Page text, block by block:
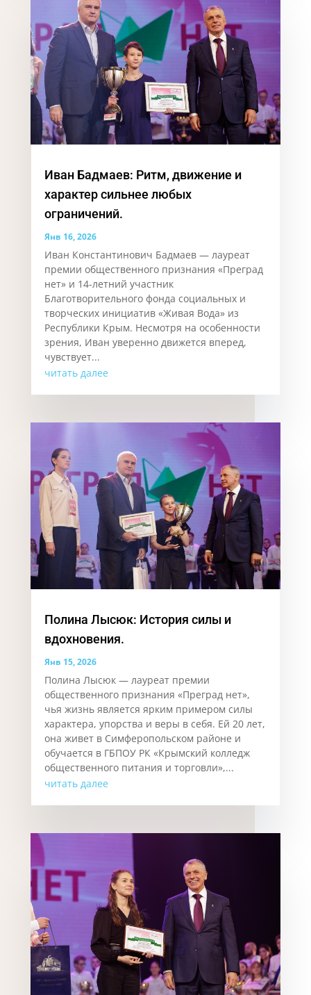
Иван Бадмаев: Ритм, движение и
характер сильнее любых
ограничений.
Янв 16, 2026
Иван Константинович Бадмаев — лауреат
премии общественного признания «Преград
нет» и 14-летний участник
Благотворительного фонда социальных и
творческих инициатив «Живая Вода» из
Республики Крым. Несмотря на особенности
зрения, Иван уверенно движется вперед,
чувствует...
читать далее
Полина Лысюк: История силы и
вдохновения.
Янв 15, 2026
Полина Лысюк — лауреат премии
общественного признания «Преград нет»,
чья жизнь является ярким примером силы
характера, упорства и веры в себя. Ей 20 лет,
она живет в Симферопольском районе и
обучается в ГБПОУ РК «Крымский колледж
общественного питания и торговли»,...
читать далее